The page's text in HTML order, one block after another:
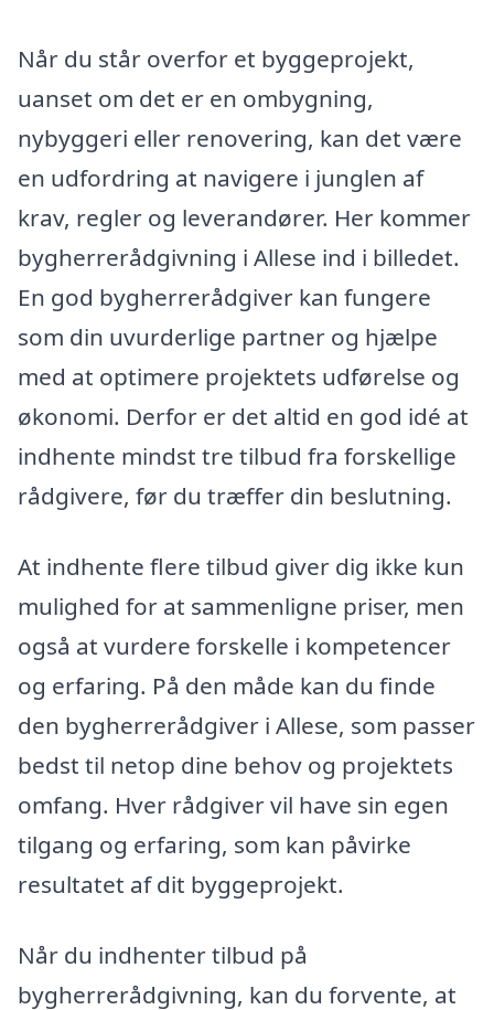
Når du står overfor et byggeprojekt,
uanset om det er en ombygning,
nybyggeri eller renovering, kan det være
en udfordring at navigere i junglen af
krav, regler og leverandører. Her kommer
bygherrerådgivning i Allese ind i billedet.
En god bygherrerådgiver kan fungere
som din uvurderlige partner og hjælpe
med at optimere projektets udførelse og
økonomi. Derfor er det altid en god idé at
indhente mindst tre tilbud fra forskellige
rådgivere, før du træffer din beslutning.
At indhente flere tilbud giver dig ikke kun
mulighed for at sammenligne priser, men
også at vurdere forskelle i kompetencer
og erfaring. På den måde kan du finde
den bygherrerådgiver i Allese, som passer
bedst til netop dine behov og projektets
omfang. Hver rådgiver vil have sin egen
tilgang og erfaring, som kan påvirke
resultatet af dit byggeprojekt.
Når du indhenter tilbud på
bygherrerådgivning, kan du forvente, at